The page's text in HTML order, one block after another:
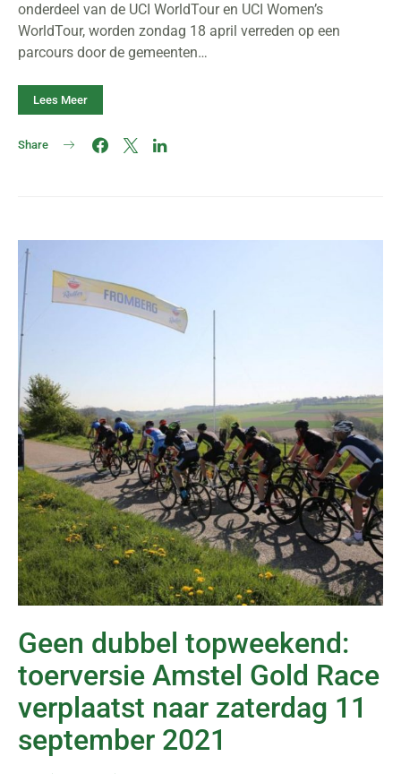
onderdeel van de UCI WorldTour en UCI Women’s
WorldTour, worden zondag 18 april verreden op een
parcours door de gemeenten…
Lees Meer
Share
Geen dubbel topweekend:
toerversie Amstel Gold Race
verplaatst naar zaterdag 11
september 2021